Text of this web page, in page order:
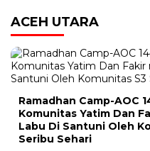
ACEH UTARA
Ramadhan Camp-AOC
Komunitas Yatim Dan
Labu Di Santuni Oleh
Seribu Sehari